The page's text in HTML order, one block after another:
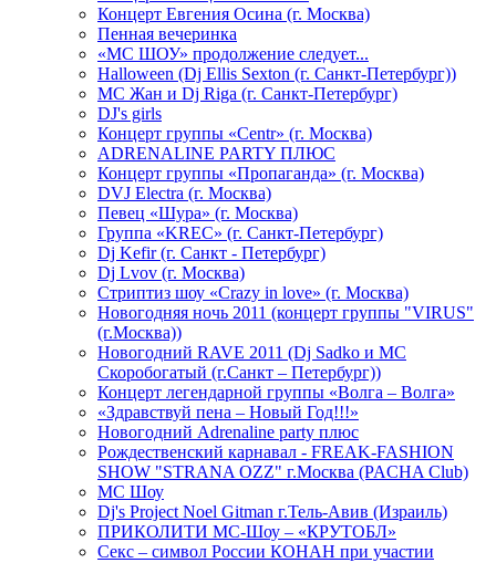
Концерт Евгения Осина (г. Москва)
Пенная вечеринка
«МС ШОУ» продолжение следует...
Halloween (Dj Ellis Sexton (г. Санкт-Петербург))
МС Жан и Dj Riga (г. Санкт-Петербург)
DJ's girls
Концерт группы «Centr» (г. Москва)
ADRENALINE PARTY ПЛЮС
Концерт группы «Пропаганда» (г. Москва)
DVJ Electra (г. Москва)
Певец «Шура» (г. Москва)
Группа «KREC» (г. Санкт-Петербург)
Dj Kefir (г. Санкт - Петербург)
Dj Lvov (г. Москва)
Стриптиз шоу «Crazy in love» (г. Москва)
Новогодняя ночь 2011 (концерт группы "VIRUS"
(г.Москва))
Новогодний RAVE 2011 (Dj Sadko и MC
Скоробогатый (г.Санкт – Петербург))
Концерт легендарной группы «Волга – Волга»
«Здравствуй пена – Новый Год!!!»
Новогодний Adrenaline party плюс
Рождественский карнавал - FREAK-FASHION
SHOW "STRANA OZZ" г.Москва (PACHA Club)
MC Шоу
Dj's Project Noel Gitman г.Тель-Авив (Израиль)
ПРИКОЛИТИ МС-Шоу – «КРУТОБЛ»
Секс – символ России КОНАН при участии